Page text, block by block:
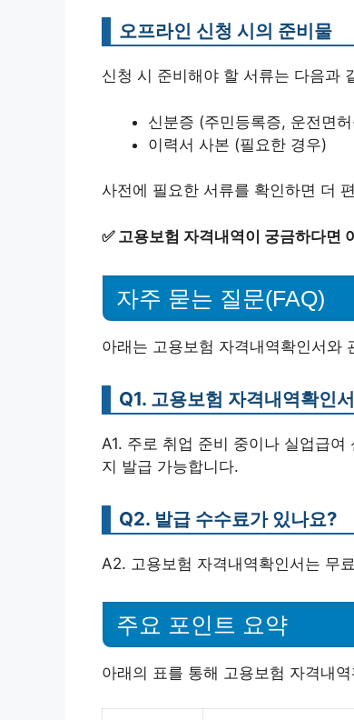
오프라인 신청 시의 준비물
신청 시 준비해야 할 서류는 다음과
신분증 (주민등록증, 운전면
이력서 사본 (필요한 경우)
사전에 필요한 서류를 확인하면 더
✅ 고용보험 자격내역이 궁금하다면
자주 묻는 질문(FAQ)
아래는 고용보험 자격내역확인서와
Q1. 고용보험 자격내역확인
A1. 주로 취업 준비 중이나 실업급
지 발급 가능합니다.
Q2. 발급 수수료가 있나요?
A2. 고용보험 자격내역확인서는 무
주요 포인트 요약
아래의 표를 통해 고용보험 자격내